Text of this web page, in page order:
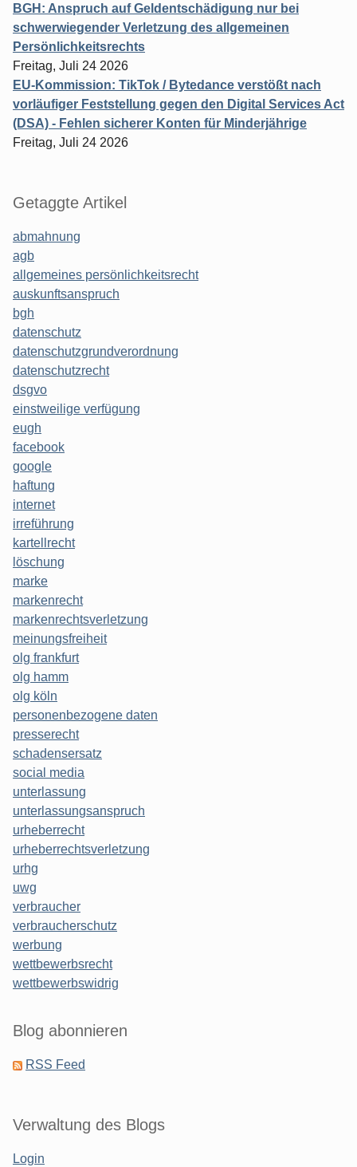
BGH: Anspruch auf Geldentschädigung nur bei
schwerwiegender Verletzung des allgemeinen
Persönlichkeitsrechts
Freitag, Juli 24 2026
EU-Kommission: TikTok / Bytedance verstößt nach
vorläufiger Feststellung gegen den Digital Services Act
(DSA) - Fehlen sicherer Konten für Minderjährige
Freitag, Juli 24 2026
Getaggte Artikel
abmahnung
agb
allgemeines persönlichkeitsrecht
auskunftsanspruch
bgh
datenschutz
datenschutzgrundverordnung
datenschutzrecht
dsgvo
einstweilige verfügung
eugh
facebook
google
haftung
internet
irreführung
kartellrecht
löschung
marke
markenrecht
markenrechtsverletzung
meinungsfreiheit
olg frankfurt
olg hamm
olg köln
personenbezogene daten
presserecht
schadensersatz
social media
unterlassung
unterlassungsanspruch
urheberrecht
urheberrechtsverletzung
urhg
uwg
verbraucher
verbraucherschutz
werbung
wettbewerbsrecht
wettbewerbswidrig
Blog abonnieren
RSS Feed
Verwaltung des Blogs
Login